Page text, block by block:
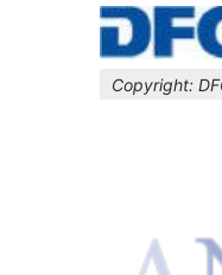
Copyright: